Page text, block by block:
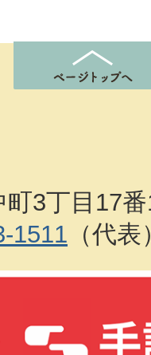
3丁目17
1511 （代表